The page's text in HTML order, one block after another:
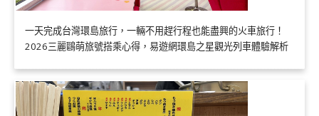
一天完成台灣環島旅行，一輛不用趕行程也能盡興的火車旅行！
2026三麗鷗萌旅號搭乘心得，易遊網環島之星觀光列車體驗解析